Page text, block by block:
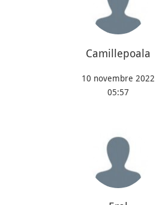
Camillepoala
10 novembre 2022
05:57